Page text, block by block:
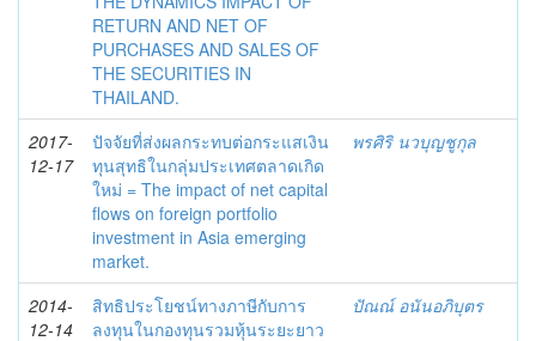
RETURN AND NET OF
PURCHASES AND SALES OF
THE SECURITIES IN
THAILAND.
2017-
12-17
ปัจจัยที่ส่งผลกระทบต่อกระแสเงิน
ทุนสุทธิในกลุ่มประเทศตลาดเกิด
ใหม่ = The impact of net capital
flows on foreign portfolio
investment in Asia emerging
market.
พรศิริ นวบุญชูกุล
2014-
12-14
สิทธิประโยชน์ทางภาษีกับการ
ลงทุนในกองทุนรวมหุ้นระยะยาว
ปัณณ์ อนันอภิบุตร